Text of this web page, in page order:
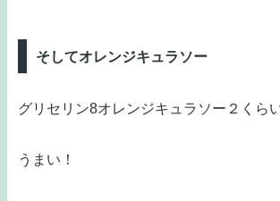
そしてオレンジキュラソー
グリセリン8オレンジキュラソー２くら
うまい！